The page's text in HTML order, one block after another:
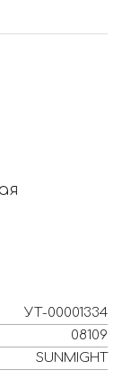
УТ-00001334
08109
SUNMIGHT